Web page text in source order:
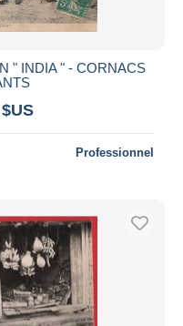
" INDIA " - CORNACS
Professionnel